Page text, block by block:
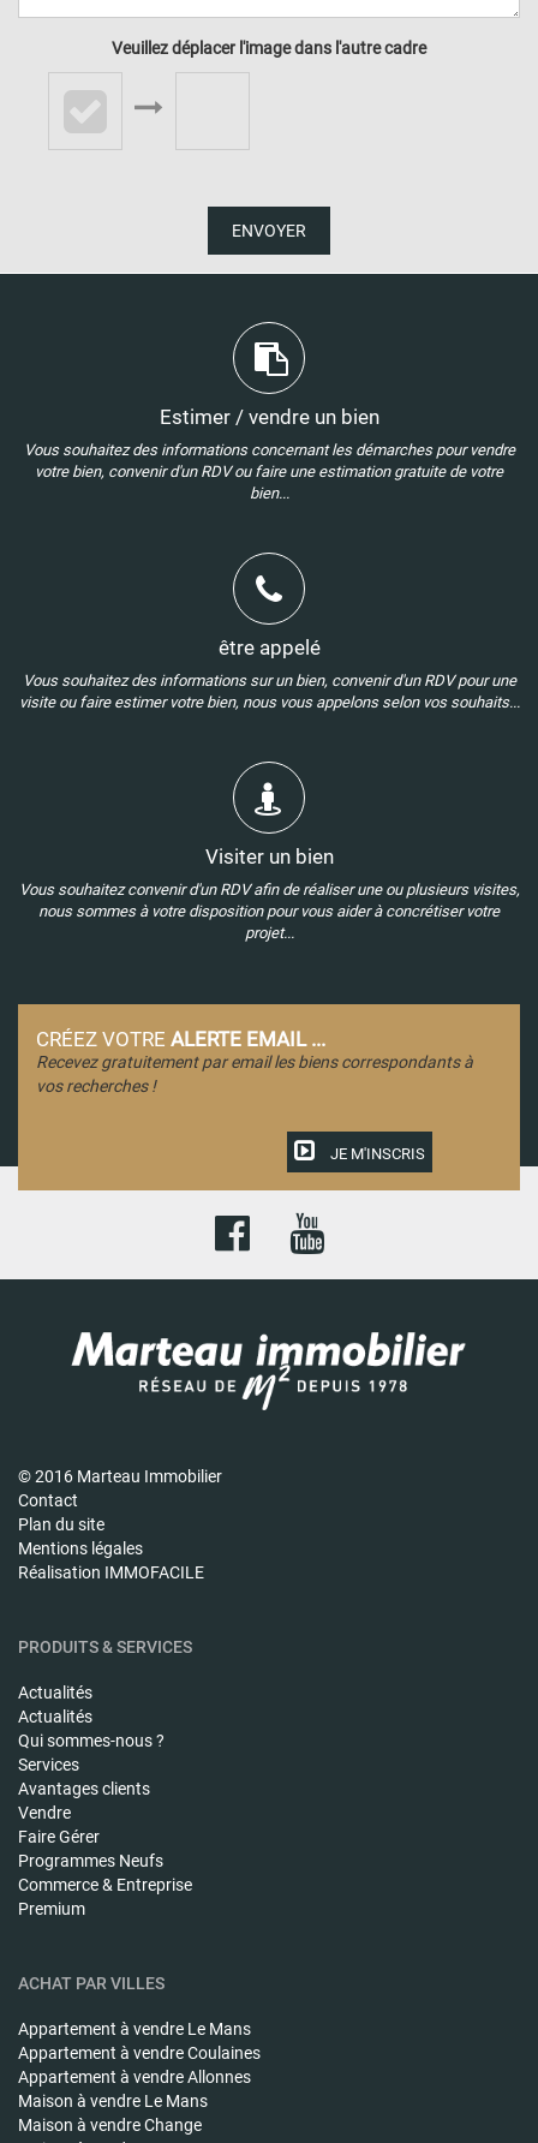
Veuillez déplacer l'image dans l'autre cadre
ENVOYER
Estimer / vendre un bien
Vous souhaitez des informations concernant les démarches pour vendre
votre bien, convenir d'un RDV ou faire une estimation gratuite de votre
bien...
être appelé
Vous souhaitez des informations sur un bien, convenir d'un RDV pour une
visite ou faire estimer votre bien, nous vous appelons selon vos souhaits...
Visiter un bien
Vous souhaitez convenir d'un RDV afin de réaliser une ou plusieurs visites,
nous sommes à votre disposition pour vous aider à concrétiser votre
projet...
CRÉEZ VOTRE ALERTE EMAIL ...
Recevez gratuitement par email les biens correspondants à
vos recherches !
JE M'INSCRIS
© 2016 Marteau Immobilier
Contact
Plan du site
Mentions légales
Réalisation IMMOFACILE
PRODUITS & SERVICES
Actualités
Actualités
Qui sommes-nous ?
Services
Avantages clients
Vendre
Faire Gérer
Programmes Neufs
Commerce & Entreprise
Premium
ACHAT PAR VILLES
Appartement à vendre Le Mans
Appartement à vendreCoulaines
Appartement à vendreAllonnes
Maison à vendre Le Mans
Maison à vendreChange